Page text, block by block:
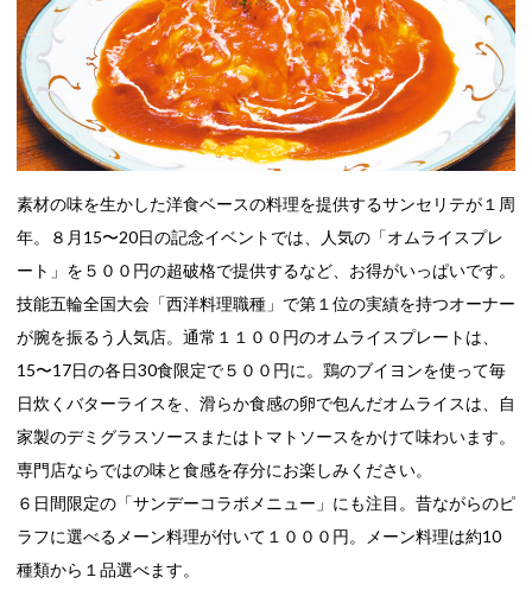
素材の味を生かした洋食ベースの料理を提供するサンセリテが１周
年。８月15〜20日の記念イベントでは、人気の「オムライスプレ
ート」を５００円の超破格で提供するなど、お得がいっぱいです。
技能五輪全国大会「西洋料理職種」で第１位の実績を持つオーナー
が腕を振るう人気店。通常１１００円のオムライスプレートは、
15〜17日の各日30食限定で５００円に。鶏のブイヨンを使って毎
日炊くバターライスを、滑らか食感の卵で包んだオムライスは、自
家製のデミグラスソースまたはトマトソースをかけて味わいます。
専門店ならではの味と食感を存分にお楽しみください。
６日間限定の「サンデーコラボメニュー」にも注目。昔ながらのピ
ラフに選べるメーン料理が付いて１０００円。メーン料理は約10
種類から１品選べます。